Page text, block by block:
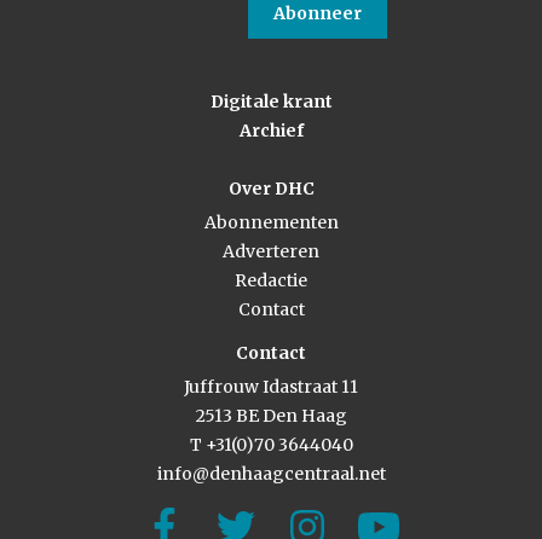
Abonneer
Digitale krant
Archief
Over DHC
Abonnementen
Adverteren
Redactie
Contact
Contact
Juffrouw Idastraat 11
2513 BE Den Haag
T +31(0)70 3644040
info@denhaagcentraal.net